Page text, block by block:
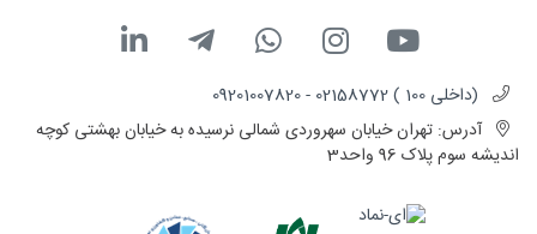
(داخلی 100 ) 02158772 - 09201007820
آدرس: تهران خیابان سهروردی شمالی نرسیده به خیابان بهشتی کوچه
اندیشه سوم پلاک 96 واحد3